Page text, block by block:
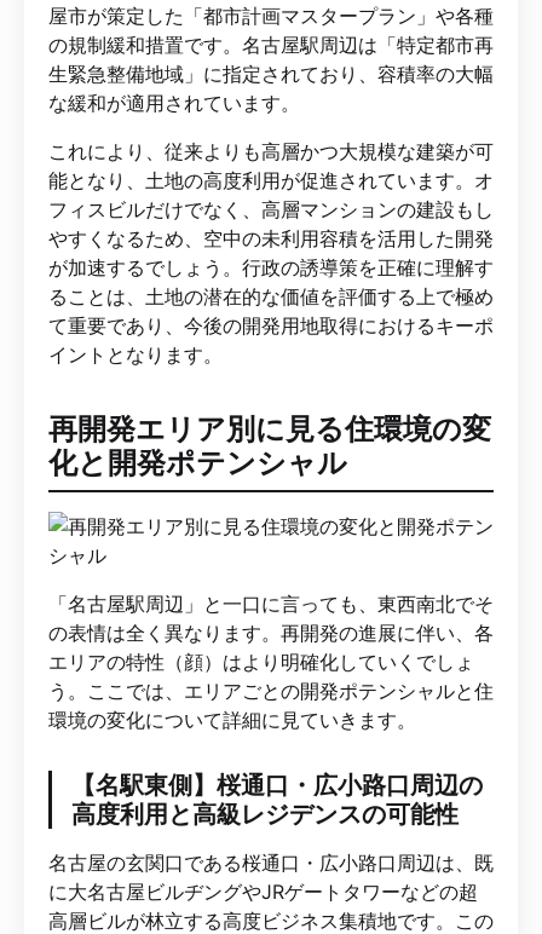
屋市が策定した「都市計画マスタープラン」や各種
の規制緩和措置です。名古屋駅周辺は「特定都市再
生緊急整備地域」に指定されており、容積率の大幅
な緩和が適用されています。
これにより、従来よりも高層かつ大規模な建築が可
能となり、土地の高度利用が促進されています。オ
フィスビルだけでなく、高層マンションの建設もし
やすくなるため、空中の未利用容積を活用した開発
が加速するでしょう。行政の誘導策を正確に理解す
ることは、土地の潜在的な価値を評価する上で極め
て重要であり、今後の開発用地取得におけるキーポ
イントとなります。
再開発エリア別に見る住環境の変
化と開発ポテンシャル
「名古屋駅周辺」と一口に言っても、東西南北でそ
の表情は全く異なります。再開発の進展に伴い、各
エリアの特性（顔）はより明確化していくでしょ
う。ここでは、エリアごとの開発ポテンシャルと住
環境の変化について詳細に見ていきます。
【名駅東側】桜通口・広小路口周辺の
高度利用と高級レジデンスの可能性
名古屋の玄関口である桜通口・広小路口周辺は、既
に大名古屋ビルヂングやJRゲートタワーなどの超
高層ビルが林立する高度ビジネス集積地です。この